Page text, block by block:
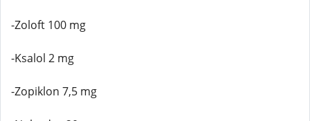
-Zoloft 100 mg
-Ksalol 2 mg
-Zopiklon 7,5 mg